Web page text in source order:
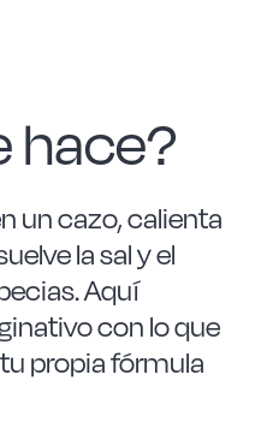
hace?
un cazo, calienta
la sal y el
Aquí
con lo que
propia fórmula